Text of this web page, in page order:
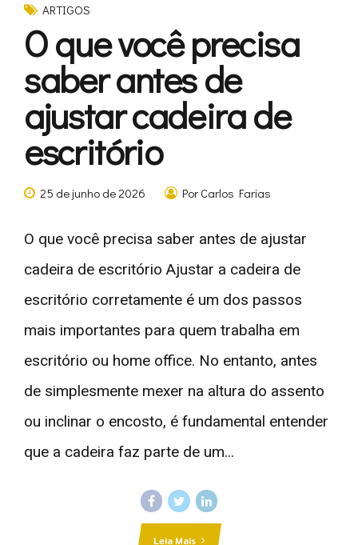
ARTIGOS
O que você precisa
saber antes de
ajustar cadeira de
escritório
25 de junho de 2026 Por Carlos Farias
O que você precisa saber antes de ajustar
cadeira de escritório Ajustar a cadeira de
escritório corretamente é um dos passos
mais importantes para quem trabalha em
escritório ou home office. No entanto, antes
de simplesmente mexer na altura do assento
ou inclinar o encosto, é fundamental entender
que a cadeira faz parte de um...
Leia Mais